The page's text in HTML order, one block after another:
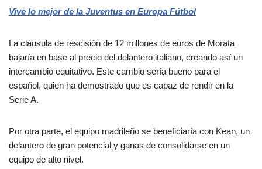
Vive lo mejor de la Juventus en Europa Fútbol
La cláusula de rescisión de 12 millones de euros de Morata
bajaría en base al precio del delantero italiano, creando así un
intercambio equitativo. Este cambio sería bueno para el
español, quien ha demostrado que es capaz de rendir en la
Serie A.
Por otra parte, el equipo madrileño se beneficiaría con Kean, un
delantero de gran potencial y ganas de consolidarse en un
equipo de alto nivel.